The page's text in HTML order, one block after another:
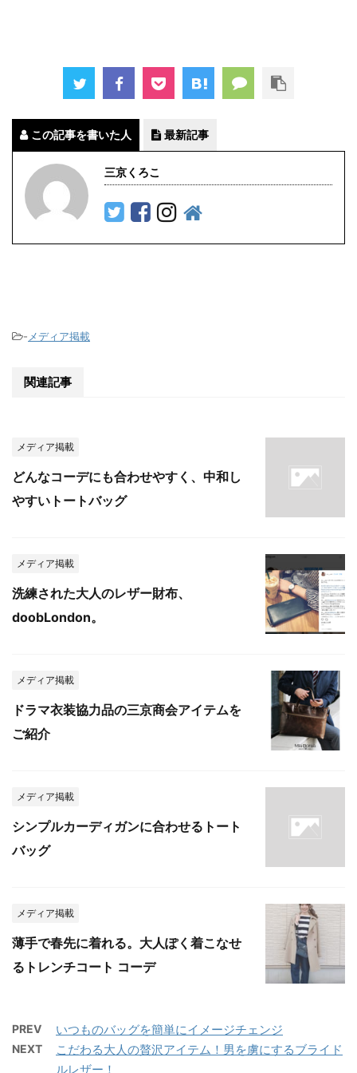
この記事を書いた人 最新記事
三京くろこ
- メディア掲載
関連記事
メディア掲載
どんなコーデにも合わせやすく、中和し
やすいトートバッグ
メディア掲載
洗練された大人のレザー財布、
doobLondon。
メディア掲載
ドラマ衣装協力品の三京商会アイテムを
ご紹介
メディア掲載
シンプルカーディガンに合わせるトート
バッグ
メディア掲載
薄手で春先に着れる。大人ぽく着こなせ
るトレンチコート コーデ
PREV いつものバッグを簡単にイメージチェンジ
NEXT
こだわる大人の贅沢アイテム！男を虜にするブライド
ルレザー！